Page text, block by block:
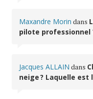
Maxandre Morin dans
pilote professionnel
Jacques ALLAIN dans
neige ? Laquelle est